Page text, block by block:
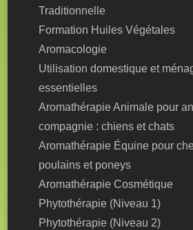
Traditionnelle
Formation Huiles Végétales
Aromacologie
Utilisation domestique et
essentielles
Aromathérapie Animale pour
compagnie : chiens et chats
Aromathérapie Équine pour
poulains et poneys
Aromathérapie Cosmétique
Phytothérapie (Niveau 1)
Phytothérapie (Niveau 2)